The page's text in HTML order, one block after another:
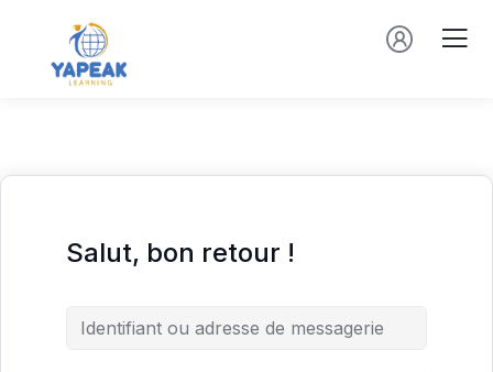
Salut, bon retour !